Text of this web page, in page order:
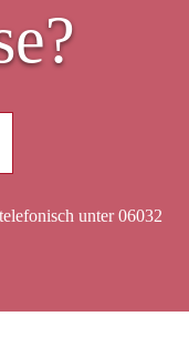
unter 06032